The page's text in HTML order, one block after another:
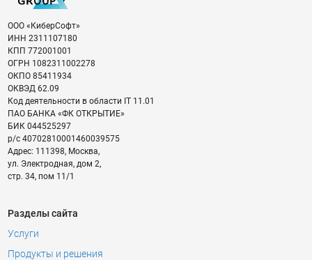
ООО «КиберСофт»
ИНН 2311107180
КПП 772001001
ОГРН 1082311002278
ОКПО 85411934
ОКВЭД 62.09
Код деятельности в области IT 11.01
ПАО БАНКА «ФК ОТКРЫТИЕ»
БИК 044525297
р/с 40702810001460039575
Адрес: 111398, Москва,
ул. Электродная, дом 2,
стр. 34, пом 11/1
Разделы сайта
Услуги
Продукты и решения